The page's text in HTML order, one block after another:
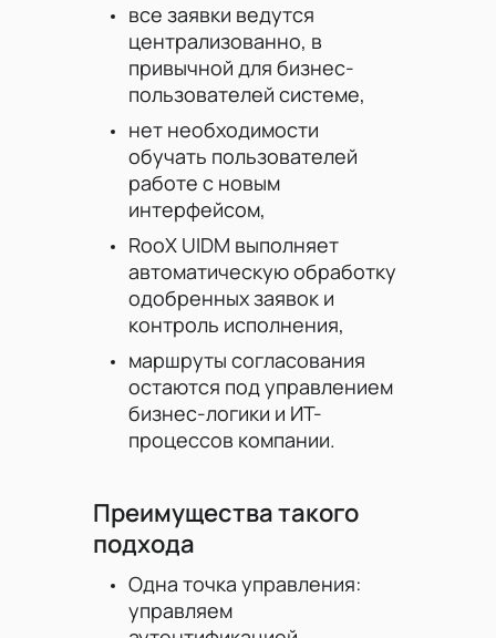
все заявки ведутся
централизованно, в
привычной для бизнес-
пользователей системе,
нет необходимости
обучать пользователей
работе с новым
интерфейсом,
RooX UIDM выполняет
автоматическую обработку
одобренных заявок и
контроль исполнения,
маршруты согласования
остаются под управлением
бизнес-логики и ИТ-
процессов компании.
Преимущества такого
подхода
Одна точка управления:
управляем